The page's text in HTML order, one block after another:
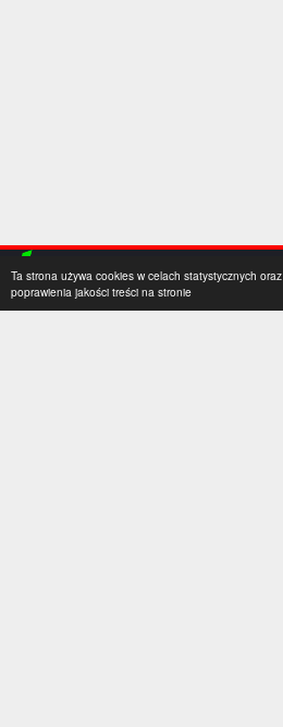
Ta strona używa cookies w celach statystycznych oraz
poprawienia jakości treści na stronie